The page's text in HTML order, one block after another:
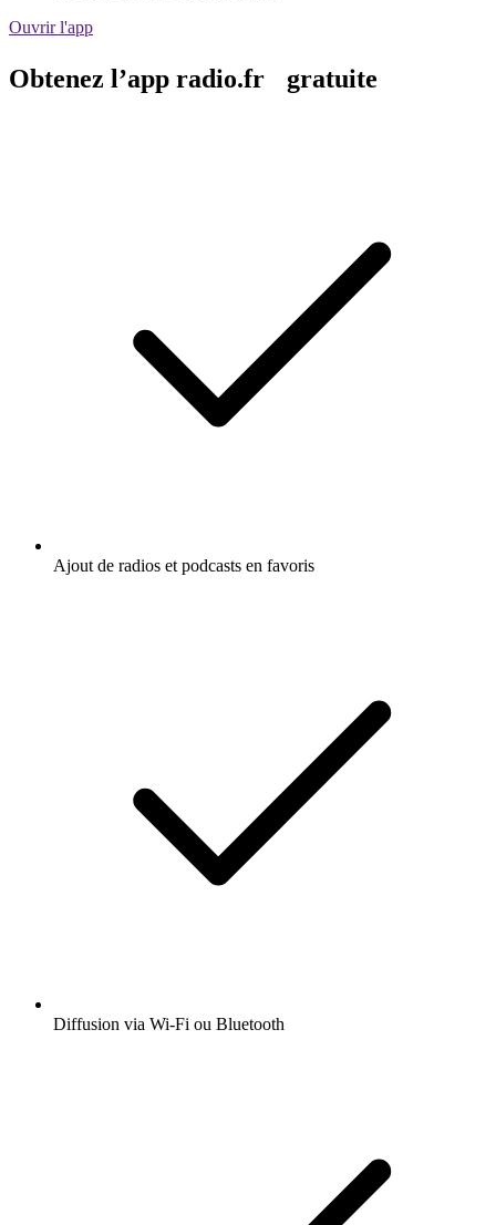
Ouvrir l'app
Obtenez l’app radio.fr gratuite
Ajout de radios et podcasts en favoris
Diffusion via Wi-Fi ou Bluetooth